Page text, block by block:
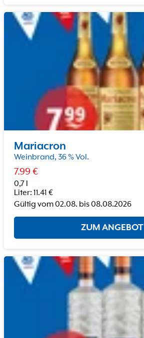
Mariacron
Weinbrand, 36 % Vol.
7.99 €
0,7 l
Liter: 11.41 €
Gültig vom02.08. bis08.08.2026
ZUM ANGEBOT